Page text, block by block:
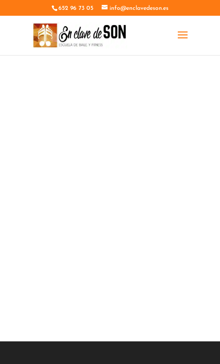
652 96 73 05 info@enclavedeson.es